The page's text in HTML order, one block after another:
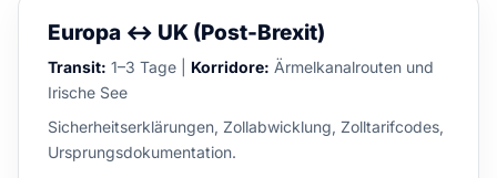
Europa ↔ UK (Post-Brexit)
Transit: 1–3 Tage | Korridore: Ärmelkanalrouten und
Irische See
Sicherheitserklärungen, Zollabwicklung, Zolltarifcodes,
Ursprungsdokumentation.